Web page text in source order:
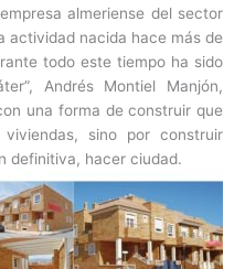
almeriense del sector
actividad nacida hace más de
todo este tiempo ha sido
Andrés Montiel Manjón,
una forma de construir que
sino por construir
definitiva, hacer ciudad.